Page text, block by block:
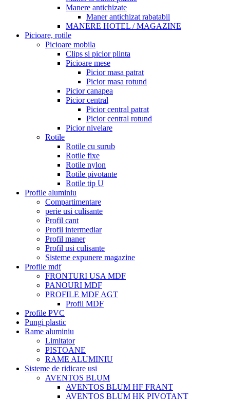
Manere antichizate
Maner antichizat rabatabil
MANERE HOTEL / MAGAZINE
Picioare, rotile
Picioare mobila
Clips si picior plinta
Picioare mese
Picior masa patrat
Picior masa rotund
Picior canapea
Picior central
Picior central patrat
Picior central rotund
Picior nivelare
Rotile
Rotile cu surub
Rotile fixe
Rotile nylon
Rotile pivotante
Rotile tip U
Profile aluminiu
Compartimentare
perie usi culisante
Profil cant
Profil intermediar
Profil maner
Profil usi culisante
Sisteme expunere magazine
Profile mdf
FRONTURI USA MDF
PANOURI MDF
PROFILE MDF AGT
Profil MDF
Profile PVC
Pungi plastic
Rame aluminiu
Limitator
PISTOANE
RAME ALUMINIU
Sisteme de ridicare usi
AVENTOS BLUM
AVENTOS BLUM HF FRANT
AVENTOS BLUM HK PIVOTANT